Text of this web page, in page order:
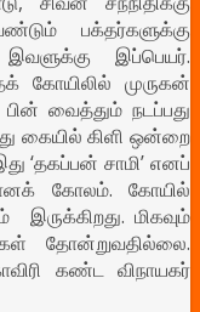
பக்தர்களுக்கு
இப்பெயர்.
கோயிலில் முருகன்
வைத்தும் நடப்பது
கையில் கிளி ஒன்றை
‘தகப்பன் சாமி’ எனப்
கோலம். கோயில்
மிகவும்
தோன்றுவதில்லை.
கண்ட விநாயகர்